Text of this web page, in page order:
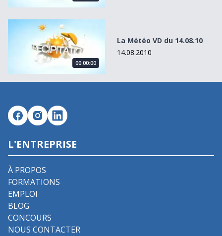
La Météo VD du 14.08.10
00:00:00
La Météo VD du 14.08.10
14.08.2010
L'ENTREPRISE
À PROPOS
FORMATIONS
EMPLOI
BLOG
CONCOURS
NOUS CONTACTER